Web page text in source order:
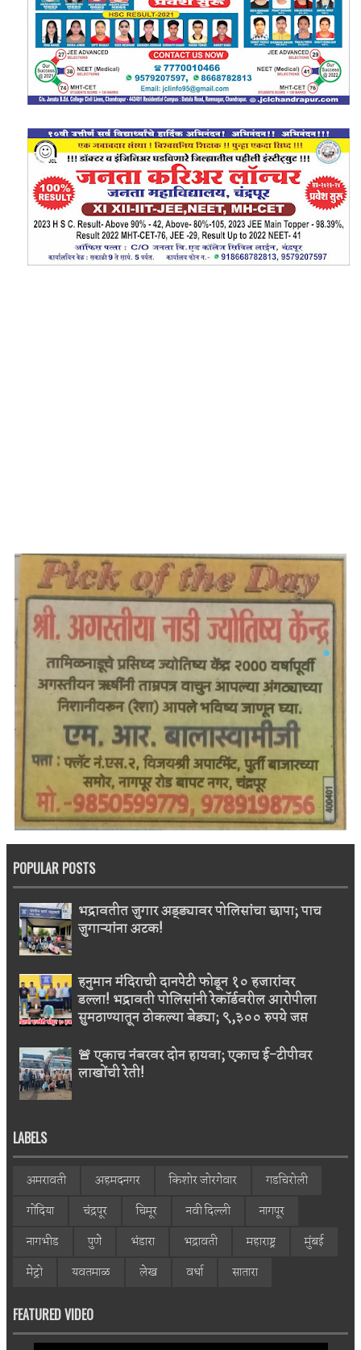
POPULAR POSTS
भद्रावतीत जुगार अड्ड्यावर पोलिसांचा छापा; पाच
जुगाऱ्यांना अटक!
हनुमान मंदिराची दानपेटी फोडून १० हजारांवर
डल्ला! भद्रावती पोलिसांनी रेकॉर्डवरील आरोपीला
सुमठाण्यातून ठोकल्या बेड्या; ९,३०० रुपये जप्त
🚨 एकाच नंबरवर दोन हायवा; एकाच ई-टीपीवर
लाखोंची रेती!
LABELS
अमरावती अहमदनगर किशोर जोरगेवार
गडचिरोली
गोंदिया
चंद्रपूर चिमूर नवी दिल्ली
नागपूर
नागभीड
पुणे भंडारा भद्रावती महाराष्ट्र
मुंबई
मेट्रो
यवतमाळ लेख वर्धा सातारा
FEATURED VIDEO